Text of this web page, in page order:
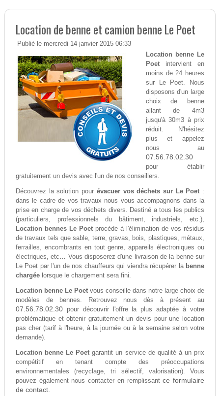
Location de benne et camion benne Le Poet
Publié le mercredi 14 janvier 2015 06:33
Location benne Le
Poetintervient en
moins de 24 heures
sur Le Poet. Nous
disposons d'un large
choix de benne
allant de 4m3
jusqu'à 30m3 à prix
réduit. N'hésitez
plus et appelez
nous au
07.56.78.02.30
pour établir
gratuitement un devis avec l'un de nos conseillers.
Découvrez la solution pour évacuer vos déchets sur Le Poet :
dans le cadre de vos travaux nous vous accompagnons dans la
prise en charge de vos déchets divers. Destiné a tous les publics
(particuliers, professionnels du bâtiment, industriels, etc.),
Location bennes Le Poetprocède à l'élimination de vos résidus
de travaux tels que sable, terre, gravas, bois, plastiques, métaux,
ferrailles, encombrants en tout genre, appareils électroniques ou
électriques, etc… Vous disposerez d'une livraison de la benne sur
Le Poet par l'un de nos chauffeurs qui viendra récupérer la benne
chargéelorsque le chargement sera fini.
Location benne Le Poetvous conseille dans notre large choix de
modèles de bennes. Retrouvez nous dès à présent au
07.56.78.02.30pour découvrir l'offre la plus adaptée à votre
problèmatique et obtenir gratuitement un devis pour une location
pas cher (tarif à l'heure, à la journée ou à la semaine selon votre
demande).
Location benne Le Poet garantit un service de qualité à un prix
compétitif en tenant compte des préoccupations
environnementales (recyclage, tri sélectif, valorisation). Vous
pouvez également nous contacter en remplissantce formulaire
de contact.